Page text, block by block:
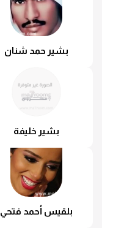
بشير حمد شنان
بشير خليفة
بلقيس أحمد فتحي